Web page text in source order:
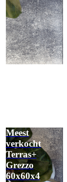
Meest
verkocht
Terras+
Grezzo
60x60x4